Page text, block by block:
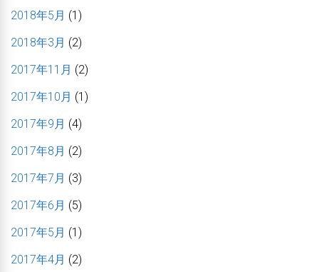
2018年5月 (1)
2018年3月 (2)
2017年11月 (2)
2017年10月 (1)
2017年9月 (4)
2017年8月 (2)
2017年7月 (3)
2017年6月 (5)
2017年5月 (1)
2017年4月 (2)